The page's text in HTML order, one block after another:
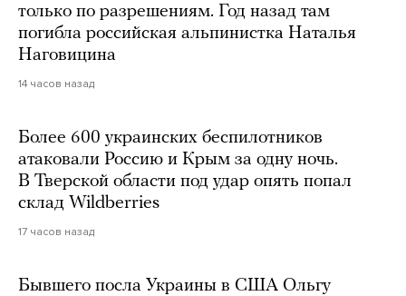
только по разрешениям. Год назад там
погибла российская альпинистка Наталья
Наговицина
14 часов назад
Более 600 украинских беспилотников
атаковали Россию и Крым за одну ночь.
В Тверской области под удар опять попал
склад Wildberries
17 часов назад
Бывшего посла Украины в США Ольгу